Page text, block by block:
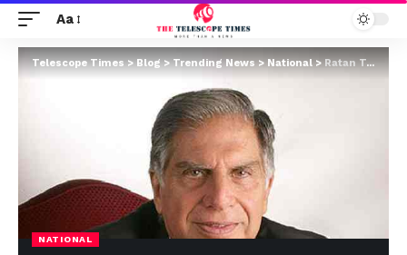
Aa
Telescope Times>Blog>Trending News>National>Ratan Tata ने गंभीर हालत में अस्पताल में भर्ती की खबरों को अफवाह बताया
NATIONAL